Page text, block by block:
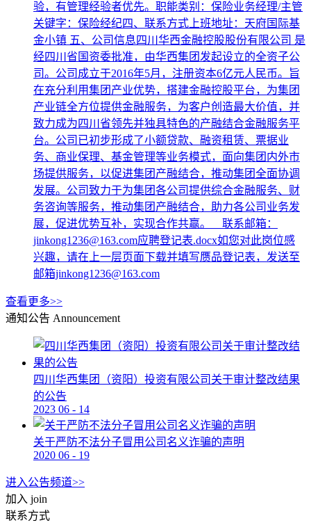
验，有管理经验者优先。职能类别：保险业务经理/主管
关键字：保险经纪四、联系方式上班地址：天府国际基
金小镇 五、公司信息四川华西金融控股股份有限公司 是
经四川省国资委批准，由华西集团发起设立的全资子公
司。公司成立于2016年5月，注册资本6亿元人民币。旨
在充分利用集团产业优势，搭建金融控股平台，为集团
产业链全方位提供金融服务，为客户创造最大价值，并
致力成为四川省领先并独具特色的产融结合金融服务平
台。公司已初步形成了小额贷款、融资租赁、票据业
务、商业保理、基金管理等业务模式，面向集团内外市
场提供服务，以促进集团产融结合，推动集团全面协调
发展。公司致力于为集团各公司提供综合金融服务、财
务咨询等服务，推动集团产融结合，助力各公司业务发
展，促进优势互补，实现合作共赢。 联系邮箱：
jinkong1236@163.com应聘登记表.docx如您对此岗位感
兴趣，请在上一层页面下载并填写赝品登记表，发送至
邮箱jinkong1236@163.com
查看更多>>
通知公告 Announcement
四川华西集团（资阳）投资有限公司关于审计整改结果
的公告
2023 06 - 14
关于严防不法分子冒用公司名义诈骗的声明
2020 06 - 19
进入公告频道>>
加入 join
联系方式